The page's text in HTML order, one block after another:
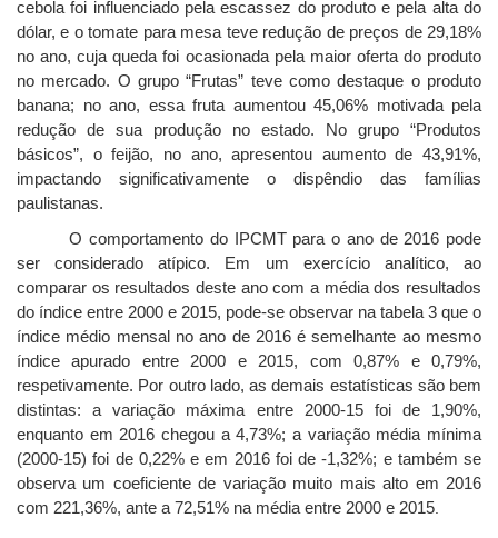
cebola foi influenciado pela escassez do produto e pela alta do
dólar, e o tomate para mesa teve redução de preços de 29,18%
no ano, cuja queda foi ocasionada pela maior oferta do produto
no mercado. O grupo “Frutas” teve como destaque o produto
banana; no ano, essa fruta aumentou 45,06% motivada pela
redução de sua produção no estado. No grupo “Produtos
básicos”, o feijão, no ano, apresentou aumento de 43,91%,
impactando significativamente o dispêndio das famílias
paulistanas.
O comportamento do IPCMT para o ano de 2016 pode
ser considerado atípico. Em um exercício analítico, ao
comparar os resultados deste ano com a média dos resultados
do índice entre 2000 e 2015, pode-se observar na tabela 3 que o
índice médio mensal no ano de 2016 é semelhante ao mesmo
índice apurado entre 2000 e 2015, com 0,87% e 0,79%,
respetivamente. Por outro lado, as demais estatísticas são bem
distintas: a variação máxima entre 2000-15 foi de 1,90%,
enquanto em 2016 chegou a 4,73%; a variação média mínima
(2000-15) foi de 0,22% e em 2016 foi de -1,32%; e também se
observa um coeficiente de variação muito mais alto em 2016
com 221,36%, ante a 72,51% na média entre 2000 e 2015